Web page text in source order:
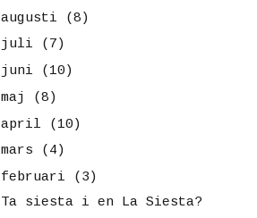
augusti
(8)
juli
(7)
juni
(10)
maj
(8)
april
(10)
mars
(4)
februari
(3)
Ta siesta i en La Siesta?